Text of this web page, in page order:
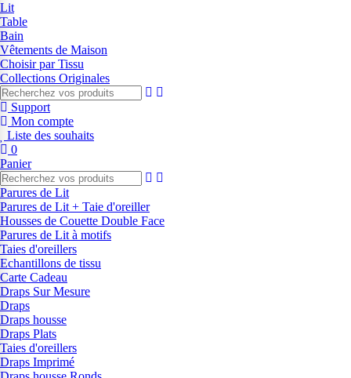
Lit
Table
Bain
Vêtements de Maison
Choisir par Tissu
Collections Originales
Support
Mon compte
Liste des souhaits
0
Panier
Parures de Lit
Parures de Lit + Taie d'oreiller
Housses de Couette Double Face
Parures de Lit à motifs
Taies d'oreillers
Echantillons de tissu
Carte Cadeau
Draps Sur Mesure
Draps
Draps housse
Draps Plats
Taies d'oreillers
Draps Imprimé